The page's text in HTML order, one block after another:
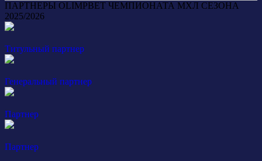
ПАРТНЕРЫ OLIMPBET ЧЕМПИОНАТА МХЛ СЕЗОНА
2025/2026
Титульный партнер
Генеральный партнер
Партнер
Партнер